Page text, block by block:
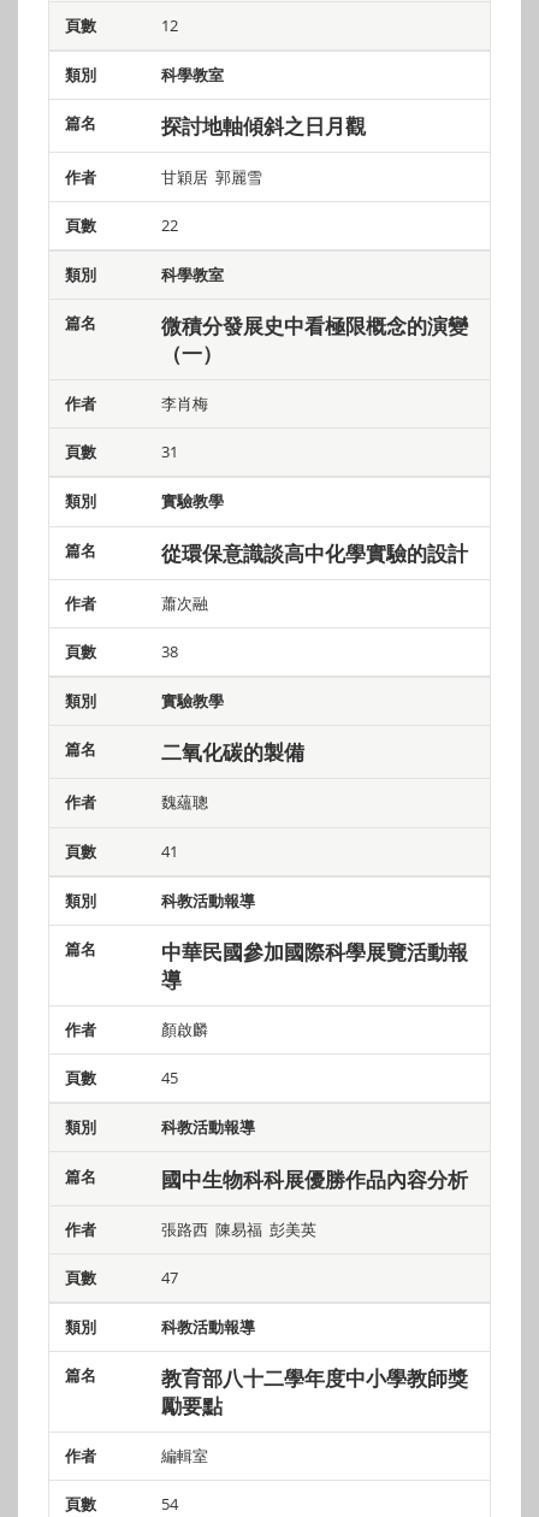
12
科學教室
探討地軸傾斜之日月觀
甘穎居 郭麗雪
22
科學教室
微積分發展史中看極限概念的演變
（一）
李肖梅
31
實驗教學
從環保意識談高中化學實驗的設計
蕭次融
38
實驗教學
二氧化碳的製備
魏蘊聰
41
科教活動報導
中華民國參加國際科學展覽活動報
導
顏啟麟
45
科教活動報導
國中生物科科展優勝作品內容分析
張路西 陳易福 彭美英
47
科教活動報導
教育部八十二學年度中小學教師獎
勵要點
編輯室
54